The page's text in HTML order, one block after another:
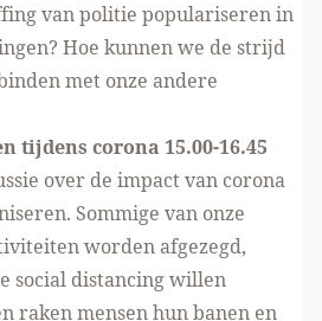
van politie populariseren in
Hoe kunnen we de strijd
met onze andere
tijdens corona 15.00-16.45
over de impact van corona
Sommige van onze
worden afgezegd,
social distancing willen
raken mensen hun banen en